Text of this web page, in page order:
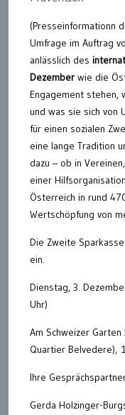
(Presseinformationn
Umfrage im Auftrag
anlässlich des
Dezember wie die
Engagement stehen,
und was sie sich von
für einen sozialen
eine lange Tradition
dazu – ob in
einer
Österreich in rund
Wertschöpfung von
Die Zweite
ein.
Dienstag, 3.
Uhr)
Am Schweizer
Quartier Belvedere),
Ihre
Gerda Holzinger-